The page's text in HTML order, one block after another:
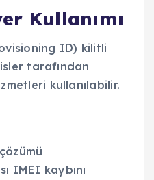
Kullanımı
ID) kilitli
tarafından
kullanılabilir.
IMEI kaybını